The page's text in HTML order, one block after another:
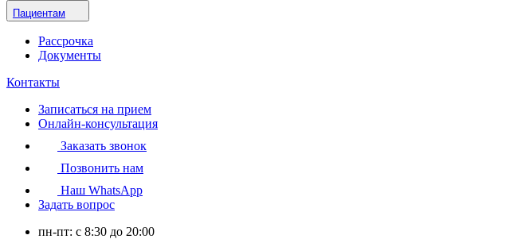
Пациентам
Рассрочка
Документы
Контакты
Записаться на прием
Онлайн-консультация
Заказать звонок
Позвонить нам
Наш WhatsApp
Задать вопрос
пн-пт: с 8:30 до 20:00